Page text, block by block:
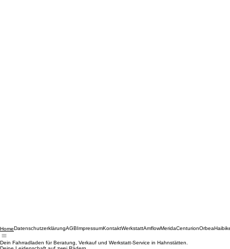
HomeDatenschutzerklärungAGB ImpressumKontaktWerkstattAmflowMeridaCenturion